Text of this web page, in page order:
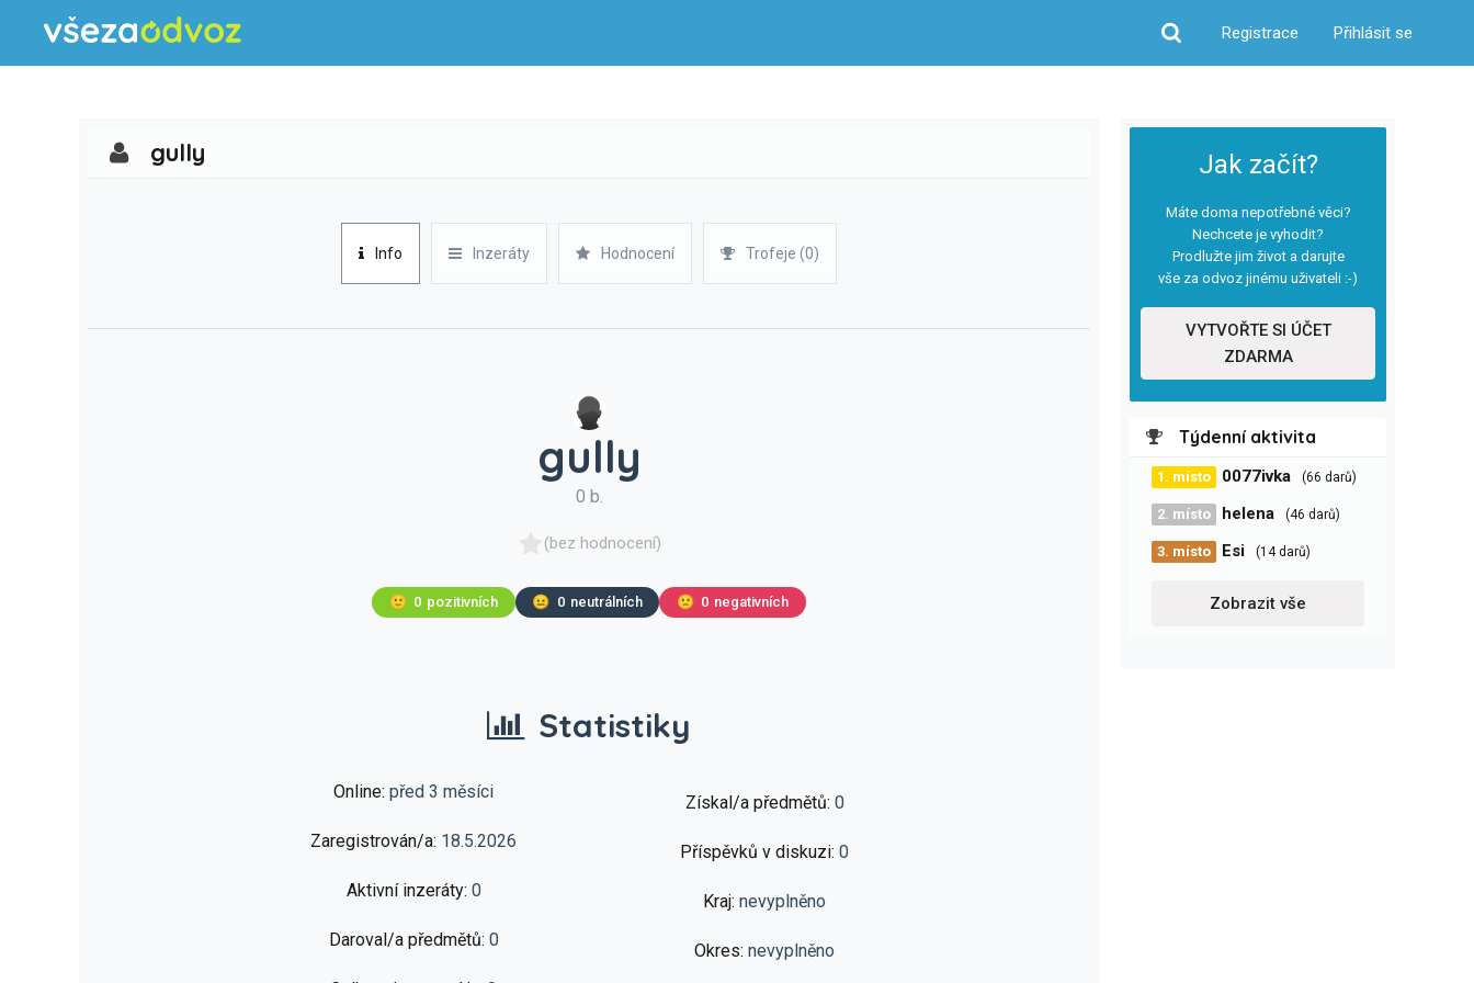
Hledat
Registrace Přihlásit se
Jak začít?
Máte doma nepotřebné věci?
Nechcete je vyhodit?
Prodlužte jim život a darujte
vše za odvoz jinému uživateli :-)
VYTVOŘTE SI ÚČET
ZDARMA
Týdenní aktivita
1. místo 0077ivka (66 darů)
2. místo helena (46 darů)
3. místo Esi (14 darů)
Zobrazit vše
gully
Info Inzeráty Hodnocení Trofeje (0)
gully
0 b.
(bez hodnocení)
🙂 0 pozitivních 😐 0 neutrálních 🙁 0 negativních
Statistiky
Online: před 3 měsíci
Zaregistrován/a: 18.5.2026
Aktivní inzeráty: 0
Daroval/a předmětů: 0
Získal/a předmětů: 0
Příspěvků v diskuzi: 0
Kraj: nevyplněno
Okres: nevyplněno